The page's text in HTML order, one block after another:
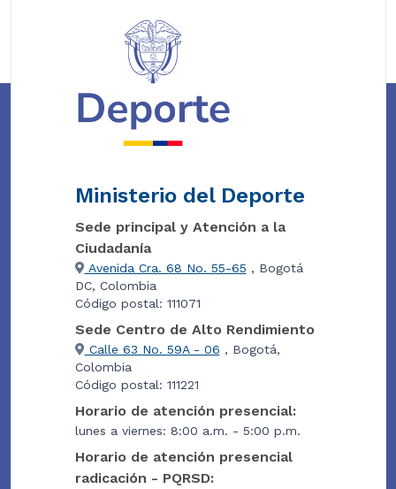
Ministerio del Deporte
Sede principal y Atención a la
Ciudadanía
Avenida Cra. 68 No. 55-65 , Bogotá
DC, Colombia
Código postal: 111071
Sede Centro de Alto Rendimiento
Calle 63 No. 59A - 06 , Bogotá,
Colombia
Código postal: 111221
Horario de atención presencial:
lunes a viernes: 8:00 a.m. - 5:00 p.m.
Horario de atención presencial
radicación - PQRSD: